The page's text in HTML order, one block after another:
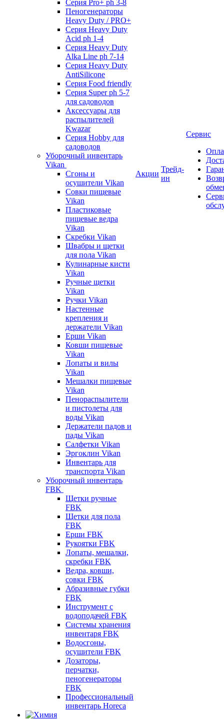
Серия Pro+ ph 3-8
Пеногенераторы
Heavy Duty / PRO+
Серия Heavy Duty
Acid ph 1-4
Серия Heavy Duty
Alka Line ph 7-14
Серия Heavy Duty
AntiSilicone
Серия Food friendly
Серия Super ph 5-7
для садоводов
Аксессуары для
распылителей
Kwazar
Серия Hobby для
садоводов
Уборочный инвентарь
Vikan
Сгоны и
осушители Vikan
Совки пищевые
Vikan
Пластиковые
пищевые ведра
Vikan
Скребки Vikan
Швабры и щетки
для пола Vikan
Кулинарные кисти
Vikan
Ручные щетки
Vikan
Ручки Vikan
Настенные
крепления и
держатели Vikan
Ерши Vikan
Ковши пищевые
Vikan
Лопаты и вилы
Vikan
Мешалки пищевые
Vikan
Пенораспылители
и пистолеты для
воды Vikan
Держатели падов и
пады Vikan
Салфетки Vikan
Эргоклин Vikan
Инвентарь для
транспорта Vikan
Уборочный инвентарь
FBK
Щетки ручные
FBK
Щетки для пола
FBK
Ерши FBK
Рукоятки FBK
Лопаты, мешалки,
скребки FBK
Ведра, ковши,
совки FBK
Абразивные губки
FBK
Инструмент с
водоподачей FBK
Системы хранения
инвентаря FBK
Водосгоны,
осушители FBK
Дозаторы,
перчатки,
пеногенераторы
FBK
Профессиональный
инвентарь Horeca
Акции
Трейд-
ин
Сервис